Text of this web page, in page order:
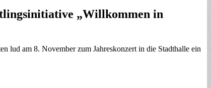
„Willkommen in
lud am 8. November zum Jahreskonzert in die Stadthalle ein